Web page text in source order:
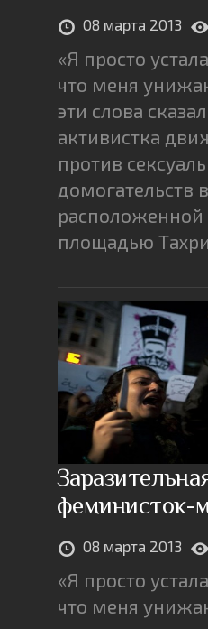
08 марта 2013
«Я просто
что меня
эти слова
активистка
против
домогательств
расположенной
площадью
феминисток-
08 марта 2013
«Я просто
что меня